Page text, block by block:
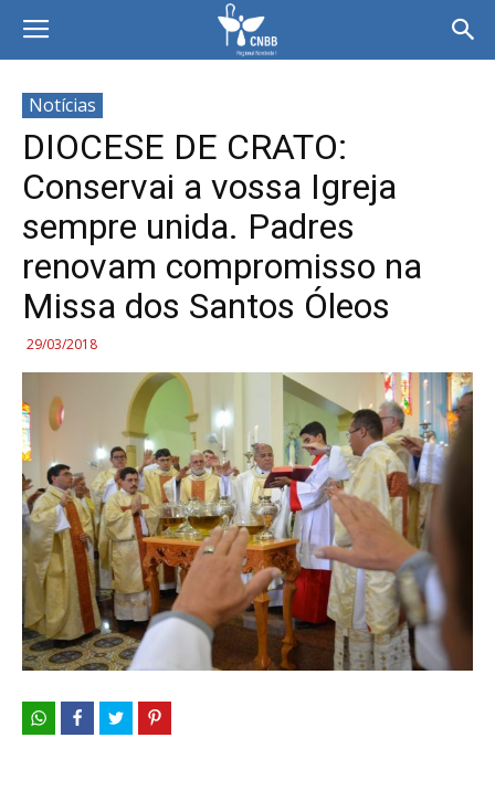
Notícias
DIOCESE DE CRATO:
Conservai a vossa Igreja
sempre unida. Padres
renovam compromisso na
Missa dos Santos Óleos
29/03/2018